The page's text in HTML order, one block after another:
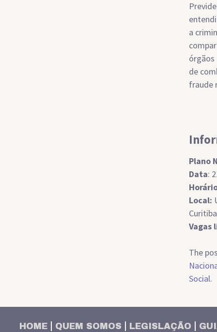
a
órgãos
de
fraude
Plano
Data:
Local:
Vagas
The
Social.
HOME QUEM SOMOS LEGISLAÇÃO